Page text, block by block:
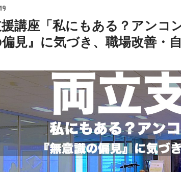
講座「私にもある？アンコ
見』に気づき、職場改善・